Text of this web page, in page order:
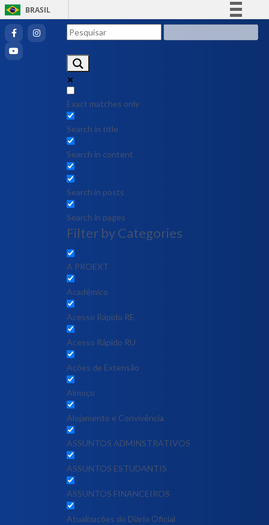
BRASIL
Exact matches only
Search in title
Search in content
Search in posts
Search in pages
Filter by Categories
A PROEXT
Acadêmico
Acesso Rápido RE
Acesso Rápido RU
Ações de Extensão
Almoço
Alojamento e Convivência
ASSUNTOS ADMINSTRATIVOS
ASSUNTOS ESTUDANTIS
ASSUNTOS FINANCEIROS
Atualizações do Diário Oficial